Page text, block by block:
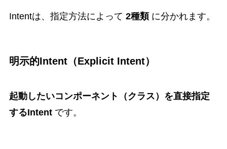
Intentは、指定方法によって 2種類に分かれます。
明示的Intent（Explicit Intent）
起動したいコンポーネント（クラス）を直接指定
するIntentです。